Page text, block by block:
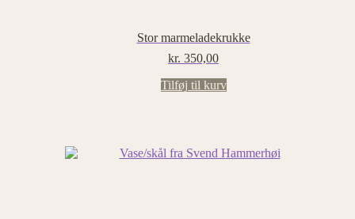
Stor marmeladekrukke
kr. 350,00
Tilføj til kurv